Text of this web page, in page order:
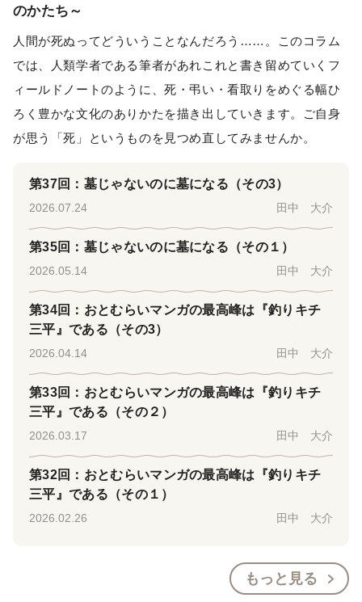
のかたち～
人間が死ぬってどういうことなんだろう……。このコラム
では、人類学者である筆者があれこれと書き留めていくフ
ィールドノートのように、死・弔い・看取りをめぐる幅ひ
ろく豊かな文化のありかたを描き出していきます。ご自身
が思う「死」というものを見つめ直してみませんか。
第37回：墓じゃないのに墓になる（その3）
2026.07.24 田中 大介
第35回：墓じゃないのに墓になる（その１）
2026.05.14 田中 大介
第34回：おとむらいマンガの最高峰は『釣りキチ
三平』である（その3）
2026.04.14 田中 大介
第33回：おとむらいマンガの最高峰は『釣りキチ
三平』である（その２）
2026.03.17 田中 大介
第32回：おとむらいマンガの最高峰は『釣りキチ
三平』である（その１）
2026.02.26 田中 大介
もっと見る